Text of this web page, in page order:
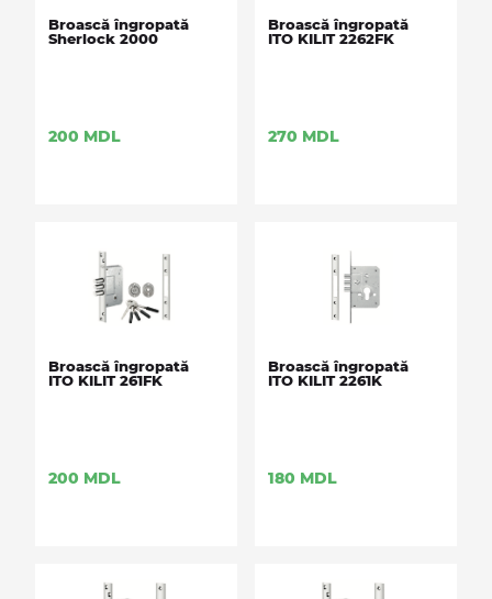
Broască îngropată
Sherlock 2000
200 MDL
Broască îngropată
ITO KILIT 2262FK
270 MDL
Broască îngropată
ITO KILIT 261FK
200 MDL
Broască îngropată
ITO KILIT 2261K
180 MDL